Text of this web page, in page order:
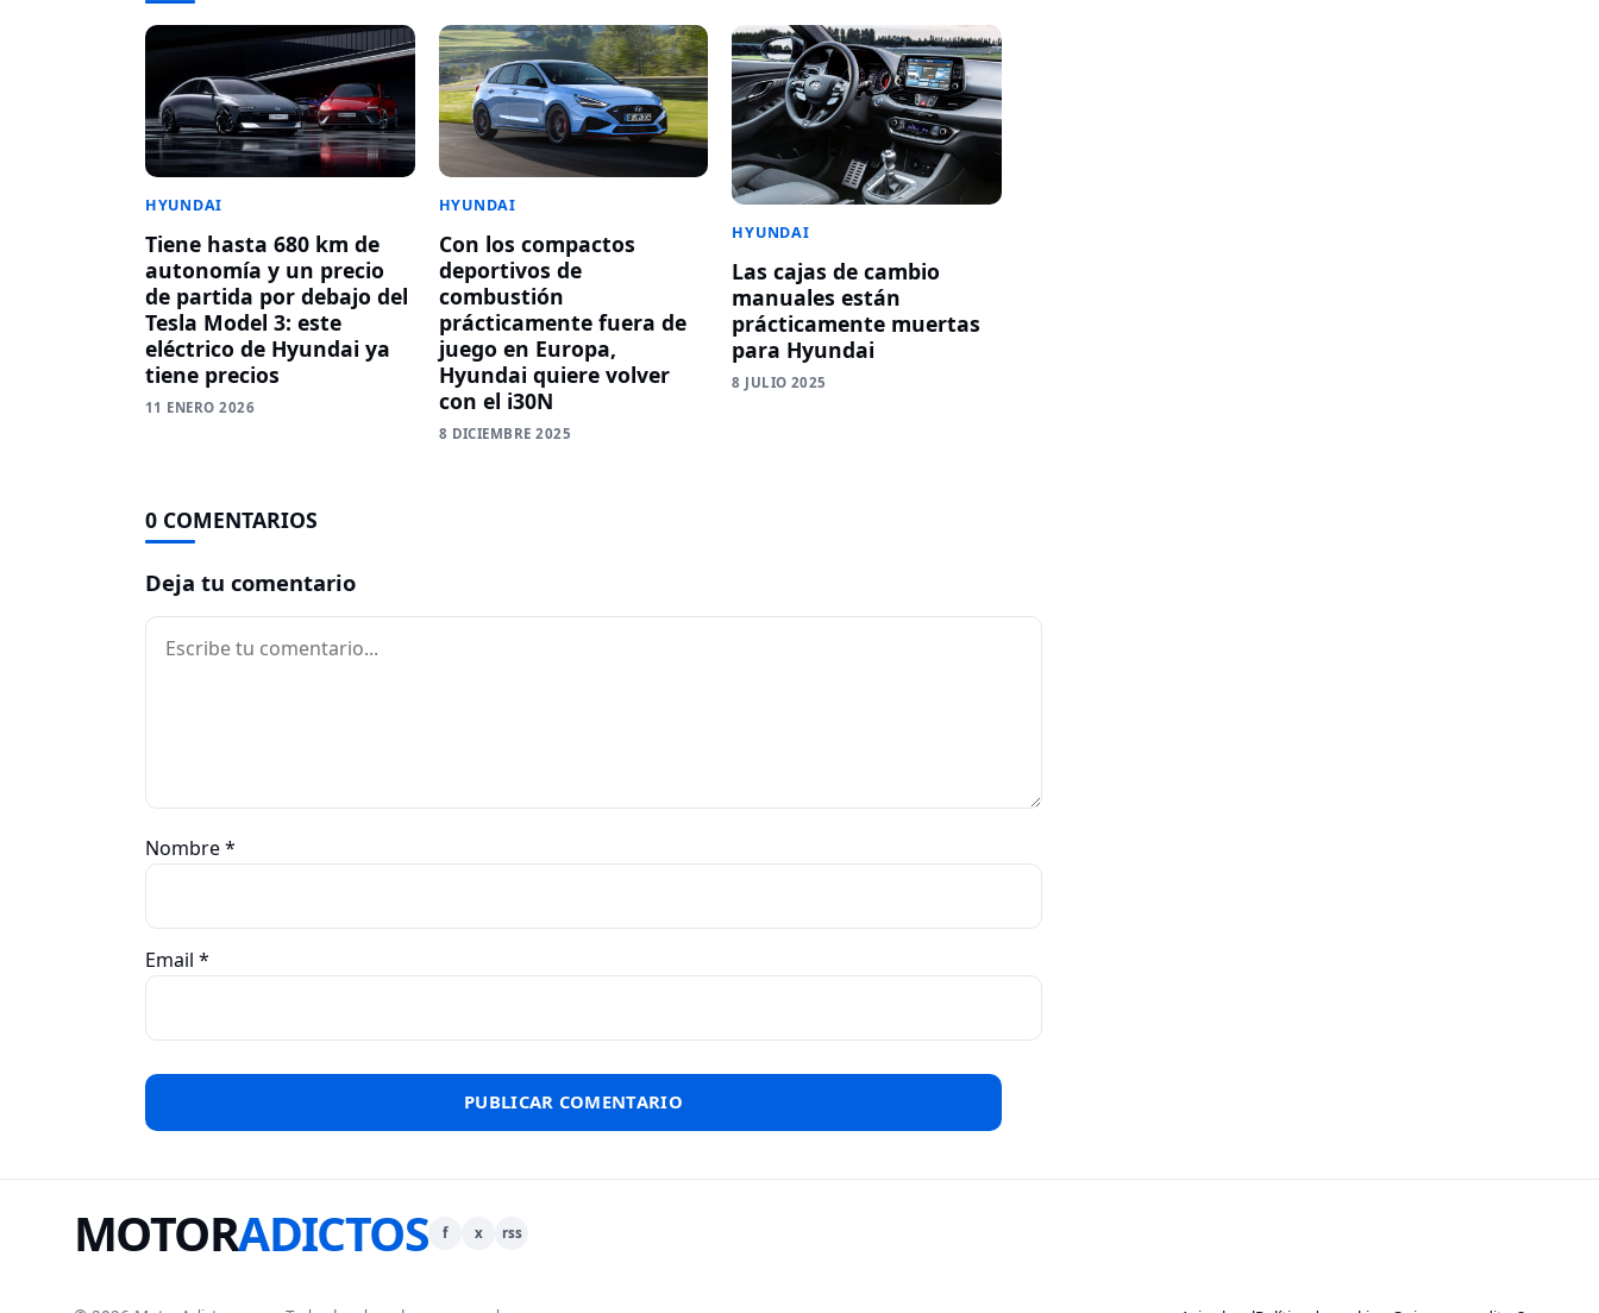
HYUNDAI
Tiene hasta 680 km de
autonomía y un precio
de partida por debajo del
Tesla Model 3: este
eléctrico de Hyundai ya
tiene precios
11 ENERO 2026
HYUNDAI
Con los compactos
deportivos de
combustión
prácticamente fuera de
juego en Europa,
Hyundai quiere volver
con el i30N
8 DICIEMBRE 2025
HYUNDAI
Las cajas de cambio
manuales están
prácticamente muertas
para Hyundai
8 JULIO 2025
0 COMENTARIOS
Deja tu comentario
Comentario
Nombre*
Email *
MOTORADICTOS f x rss